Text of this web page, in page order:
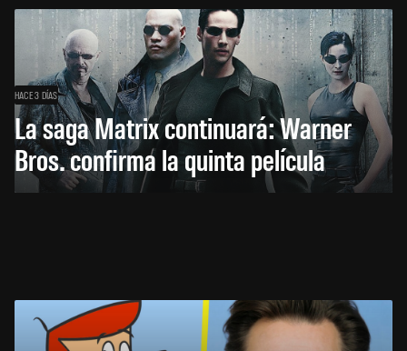
HACE 3 DÍAS
La saga Matrix continuará: Warner
Bros. confirma la quinta película